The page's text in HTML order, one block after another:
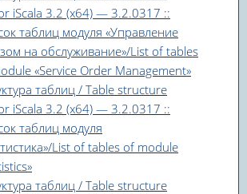
iScala 3.2 (x64) — 3.2.0317 ::
таблиц модуля «Управление
на обслуживание»/List of tables
«Service Order Management»
таблиц / Table structure
iScala 3.2 (x64) — 3.2.0317 ::
таблиц модуля
List of tables of module
таблиц / Table structure